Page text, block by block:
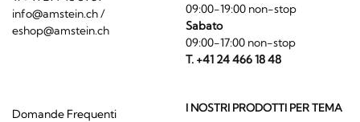
info@amstein.ch/
eshop@amstein.ch
09:00-19:00 non-stop
Sabato
09:00-17:00 non-stop
T. +41 24 466 18 48
Domande Frequenti I NOSTRI PRODOTTI PER TEMA